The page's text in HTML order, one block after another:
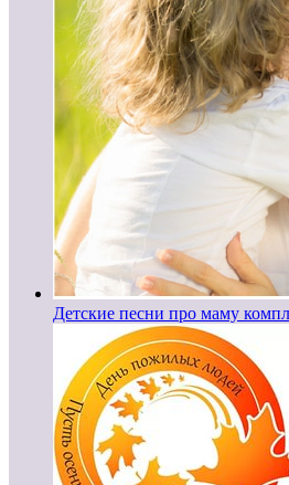
Детские песни про маму